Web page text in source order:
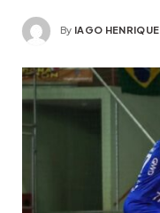
By IAGO HENRIQUE